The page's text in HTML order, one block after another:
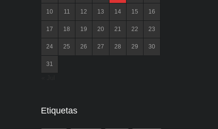
10 11 12 13 14 15 16
17 18 19 20 21 22 23
24 25 26 27 28 29 30
31
Etiquetas